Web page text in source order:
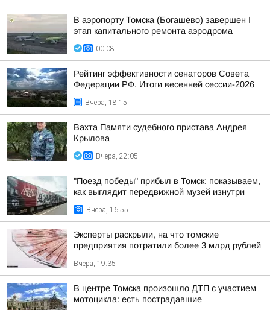
В аэропорту Томска (Богашёво) завершен I
этап капитального ремонта аэродрома
00:08
Рейтинг эффективности сенаторов Совета
Федерации РФ. Итоги весенней сессии-2026
Вчера, 18:15
Вахта Памяти судебного пристава Андрея
Крылова
Вчера, 22:05
"Поезд победы" прибыл в Томск: показываем,
как выглядит передвижной музей изнутри
Вчера, 16:55
Эксперты раскрыли, на что томские
предприятия потратили более 3 млрд рублей
Вчера, 19:35
В центре Томска произошло ДТП с участием
мотоцикла: есть пострадавшие